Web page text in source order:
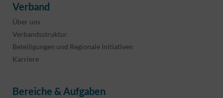
Verband
Über uns
Verbandsstruktur
Beteiligungen und Regionale Initiativen
Karriere
Bereiche & Aufgaben